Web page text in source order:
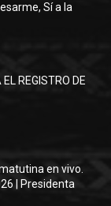
Sí a la
REGISTRO DE
en vivo.
| Presidenta